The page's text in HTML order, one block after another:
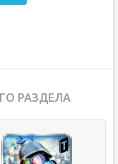
РАЗДЕЛА